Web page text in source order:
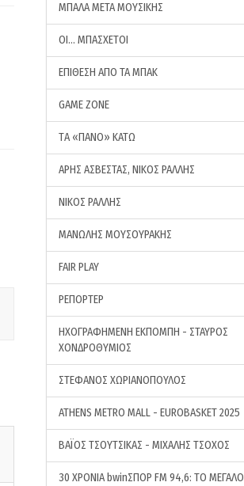
ΜΠΑΛΑ ΜΕΤΑ ΜΟΥΣΙΚΗΣ
ΟΙ… ΜΠΑΣΧΕΤΟΙ
ΕΠΙΘΕΣΗ ΑΠΟ ΤΑ ΜΠΑΚ
GAME ZONE
ΤA «ΠΑΝΟ» ΚΑΤΩ
ΑΡΗΣ ΑΣΒΕΣΤΑΣ, ΝΙΚΟΣ ΡΑΛΛΗΣ
ΝΙΚΟΣ ΡΑΛΛΗΣ
ΜΑΝΩΛΗΣ ΜΟΥΣΟΥΡΑΚΗΣ
FAIR PLAY
ΡΕΠΟΡΤΕΡ
ΗΧΟΓΡΑΦΗΜΕΝΗ ΕΚΠΟΜΠΗ - ΣΤΑΥΡΟΣ
ΧΟΝΔΡΟΘΥΜΙΟΣ
ΣΤΕΦΑΝΟΣ ΧΩΡΙΑΝΟΠΟΥΛΟΣ
ATHENS METRO MALL - EUROBASKET 2025
ΒΑΪΟΣ ΤΣΟΥΤΣΙΚΑΣ - ΜΙΧΑΛΗΣ ΤΣΟΧΟΣ
30 ΧΡΟΝΙΑ bwinΣΠΟΡ FM 94,6: ΤΟ ΜΕΓΑΛΟ